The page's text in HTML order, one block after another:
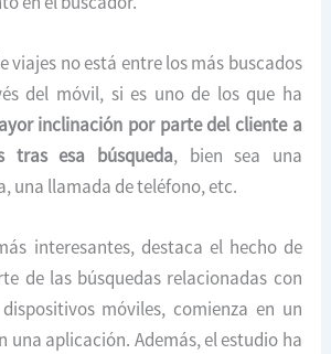
viajes no está entre los más buscados
del móvil, si es uno de los que ha
inclinación por parte del cliente a
tras esa búsqueda, bien sea una
una llamada de teléfono, etc.
interesantes, destaca el hecho de
de las búsquedas relacionadas con
móviles, comienza en un
una aplicación. Además, el estudio ha